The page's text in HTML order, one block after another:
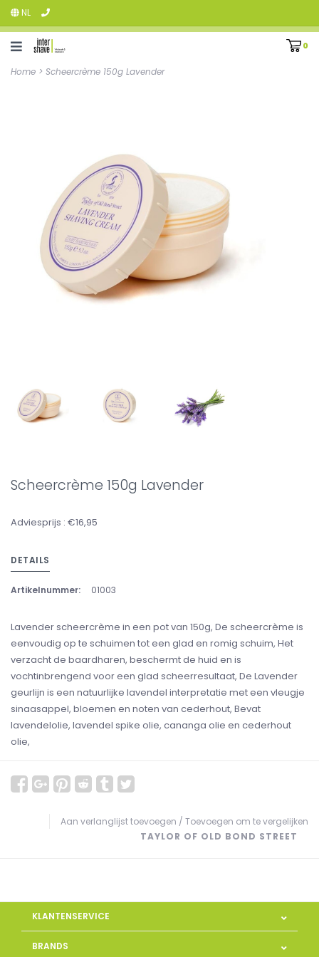
NL
0
Home > Scheercrème 150g Lavender
Scheercrème 150g Lavender
Adviesprijs : €16,95
DETAILS
Artikelnummer: 01003
Lavender scheercrème in een pot van 150g, De scheercrème is
eenvoudig op te schuimen tot een glad en romig schuim, Het
verzacht de baardharen, beschermt de huid en is
vochtinbrengend voor een glad scheerresultaat, De Lavender
geurlijn is een natuurlijke lavendel interpretatie met een vleugje
sinaasappel, bloemen en noten van cederhout, Bevat
lavendelolie, lavendel spike olie, cananga olie en cederhout
olie,
Aan verlanglijst toevoegen / Toevoegen om te vergelijken
TAYLOR OF OLD BOND STREET
KLANTENSERVICE
BRANDS